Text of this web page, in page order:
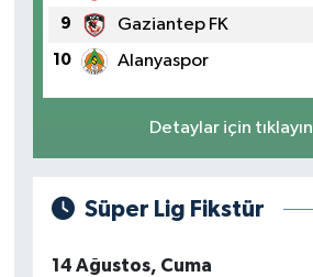
9 Gaziantep FK
10 Alanyaspor
Detaylar için tıklayın
Süper Lig Fikstür
14 Ağustos, Cuma